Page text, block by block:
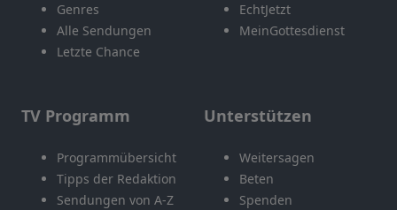
Genres
Alle Sendungen
Letzte Chance
EchtJetzt
MeinGottesdienst
TV Programm
Programmübersicht
Tipps der Redaktion
Sendungen von A-Z
Unterstützen
Weitersagen
Beten
Spenden